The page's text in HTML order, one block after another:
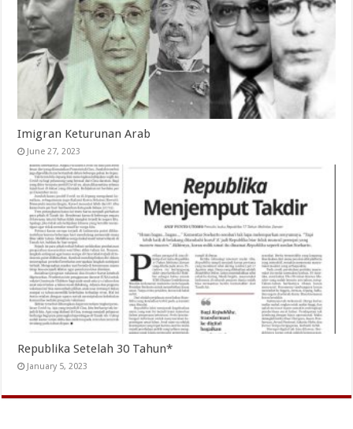
Imigran Keturunan Arab
June 27, 2023
Republika Setelah 30 Tahun*
January 5, 2023